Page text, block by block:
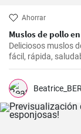
Ahorrar
Muslos de pollo
Deliciosos muslos
fácil, rápida,